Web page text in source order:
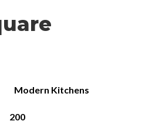
Modern Kitchens
200